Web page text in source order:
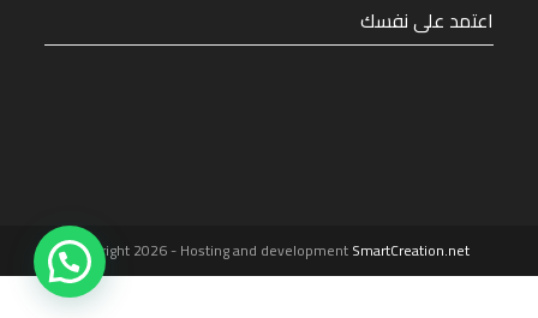
اعتمد على نفسك
Copyright 2026 - Hosting and developmentSmartCreation.net
1